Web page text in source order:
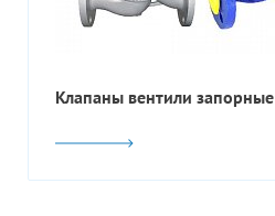
Клапаны вентили запорные